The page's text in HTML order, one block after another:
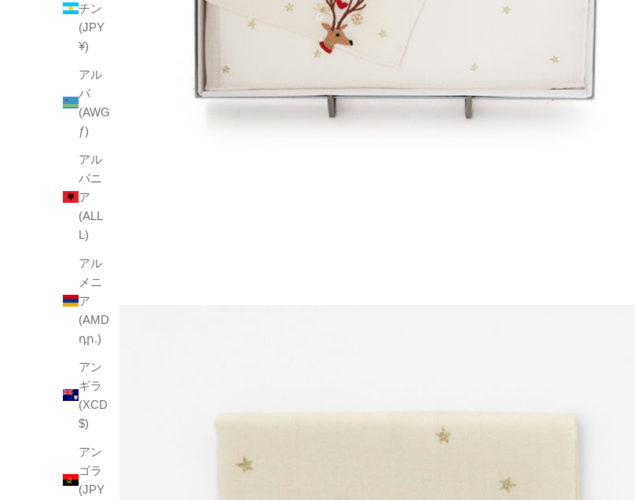
チン
(JPY
¥)
アル
バ
(AWG
ƒ)
アル
バニ
ア
(ALL
L)
アル
メニ
ア
(AMD
դր.)
アン
ギラ
(XCD
$)
アン
ゴラ
(JPY